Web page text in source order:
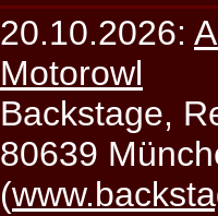
20.10.2026:
Motorowl
Backstage,
80639
(